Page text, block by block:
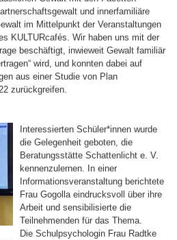
und innerfamiliäre
im Mittelpunkt der Veranstaltungen
KULTURcafés. Wir haben uns mit der
beschäftigt, inwieweit Gewalt familiär
wird, und konnten dabei auf
aus einer Studie von Plan
zurückgreifen.
Interessierten Schüler*innen wurde
die Gelegenheit geboten, die
Beratungsstätte Schattenlicht e. V.
kennenzulernen. In einer
Informationsveranstaltung berichtete
Frau Gogolla eindrucksvoll über ihre
Arbeit und sensibilisierte die
Teilnehmenden für das Thema.
Die Schulpsychologin Frau Radtke